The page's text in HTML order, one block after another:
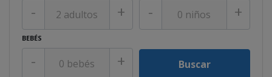
- + - +
BEBÉS
- +